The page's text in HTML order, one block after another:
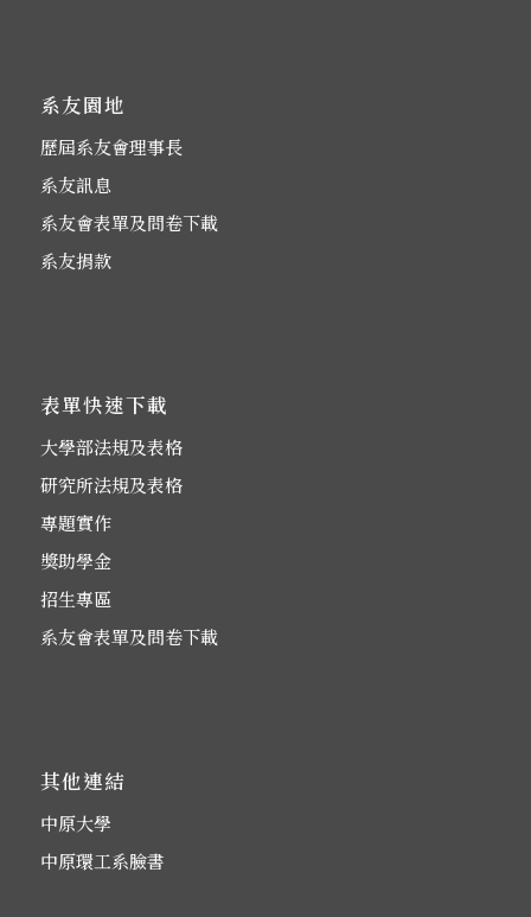
系友園地
歷屆系友會理事長
系友訊息
系友會表單及問卷下載
系友捐款
表單快速下載
大學部法規及表格
研究所法規及表格
專題實作
獎助學金
招生專區
系友會表單及問卷下載
其他連結
中原大學
中原環工系臉書